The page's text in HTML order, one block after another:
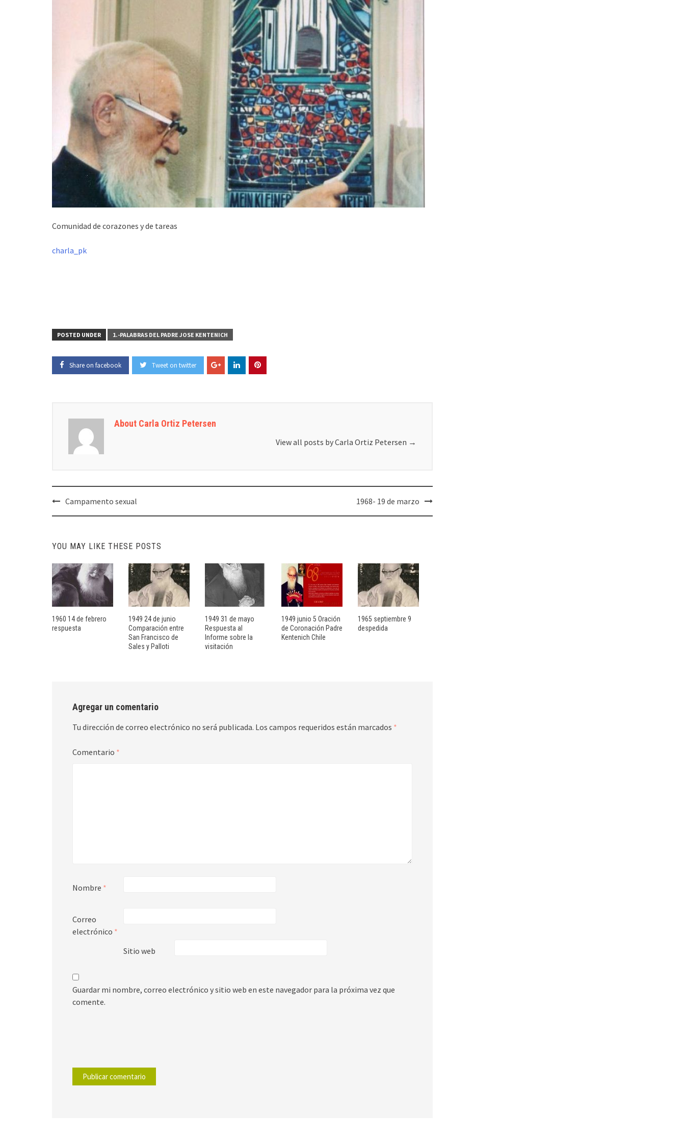
Comunidad de corazones y de tareas
charla_pk
POSTED UNDER 1.-PALABRAS DEL PADRE JOSE KENTENICH
Share on facebook Tweet on twitter
About Carla Ortiz Petersen
View all posts by Carla Ortiz Petersen →
Post
navigation
Campamento sexual 1968- 19 de marzo
YOU MAY LIKE THESE POSTS
1960 14 de febrero
respuesta
1949 24 de junio
Comparación entre
San Francisco de
Sales y Palloti
1949 31 de mayo
Respuesta al
Informe sobre la
visitación
1949 junio 5 Oración
de Coronación Padre
Kentenich Chile
1965 septiembre 9
despedida
Agregar un comentario
Tu dirección de correo electrónico no será publicada. Los campos requeridos están marcados *
Comentario *
Nombre *
Correo
electrónico *
Sitio web
Guardar mi nombre, correo electrónico y sitio web en este navegador para la próxima vez que
comente.